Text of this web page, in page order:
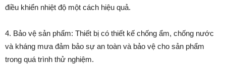
điều khiển nhiệt độ một cách hiệu quả.
4. Bảo vệ sản phẩm: Thiết bị có thiết kế chống ẩm, chống nước
và kháng mưa đảm bảo sự an toàn và bảo vệ cho sản phẩm
trong quá trình thử nghiệm.